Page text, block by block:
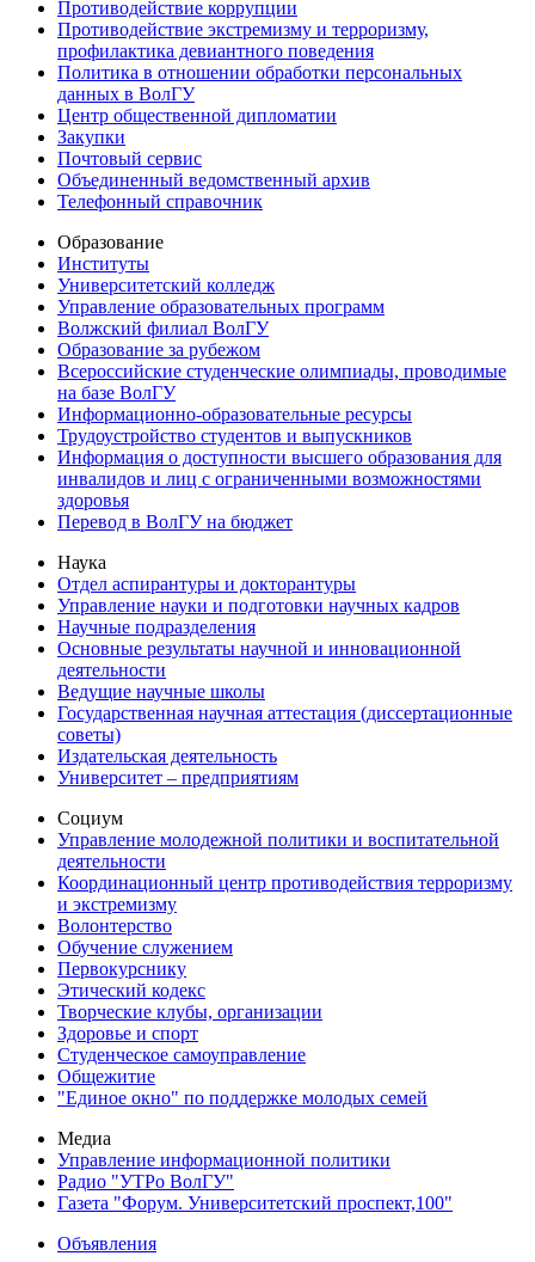
Противодействие коррупции
Противодействие экстремизму и терроризму,
профилактика девиантного поведения
Политика в отношении обработки персональных
данных в ВолГУ
Центр общественной дипломатии
Закупки
Почтовый сервис
Объединенный ведомственный архив
Телефонный справочник
Образование
Институты
Университетский колледж
Управление образовательных программ
Волжский филиал ВолГУ
Образование за рубежом
Всероссийские студенческие олимпиады, проводимые
на базе ВолГУ
Информационно-образовательные ресурсы
Трудоустройство студентов и выпускников
Информация о доступности высшего образования для
инвалидов и лиц с ограниченными возможностями
здоровья
Перевод в ВолГУ на бюджет
Наука
Отдел аспирантуры и докторантуры
Управление науки и подготовки научных кадров
Научные подразделения
Основные результаты научной и инновационной
деятельности
Ведущие научные школы
Государственная научная аттестация (диссертационные
советы)
Издательская деятельность
Университет – предприятиям
Социум
Управление молодежной политики и воспитательной
деятельности
Координационный центр противодействия терроризму
и экстремизму
Волонтерство
Обучение служением
Первокурснику
Этический кодекс
Творческие клубы, организации
Здоровье и спорт
Студенческое самоуправление
Общежитие
"Единое окно" по поддержке молодых семей
Медиа
Управление информационной политики
Радио "УТРо ВолГУ"
Газета "Форум. Университетский проспект,100"
Объявления